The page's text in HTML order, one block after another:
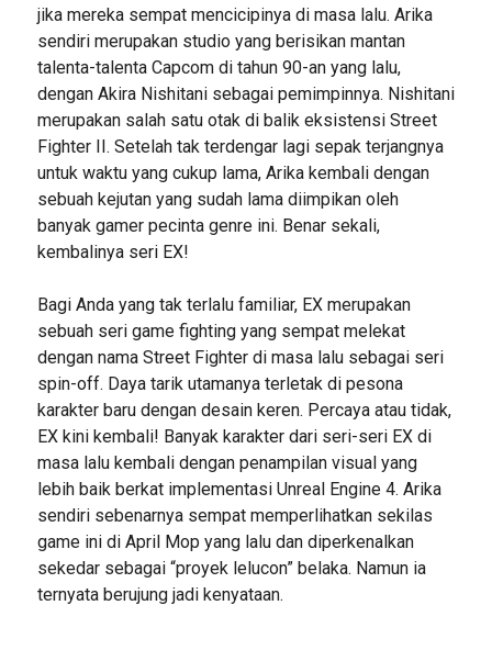
jika mereka sempat mencicipinya di masa lalu. Arika
sendiri merupakan studio yang berisikan mantan
talenta-talenta Capcom di tahun 90-an yang lalu,
dengan Akira Nishitani sebagai pemimpinnya. Nishitani
merupakan salah satu otak di balik eksistensi Street
Fighter II. Setelah tak terdengar lagi sepak terjangnya
untuk waktu yang cukup lama, Arika kembali dengan
sebuah kejutan yang sudah lama diimpikan oleh
banyak gamer pecinta genre ini. Benar sekali,
kembalinya seri EX!
Bagi Anda yang tak terlalu familiar, EX merupakan
sebuah seri game fighting yang sempat melekat
dengan nama Street Fighter di masa lalu sebagai seri
spin-off. Daya tarik utamanya terletak di pesona
karakter baru dengan desain keren. Percaya atau tidak,
EX kini kembali! Banyak karakter dari seri-seri EX di
masa lalu kembali dengan penampilan visual yang
lebih baik berkat implementasi Unreal Engine 4. Arika
sendiri sebenarnya sempat memperlihatkan sekilas
game ini di April Mop yang lalu dan diperkenalkan
sekedar sebagai “proyek lelucon” belaka. Namun ia
ternyata berujung jadi kenyataan.